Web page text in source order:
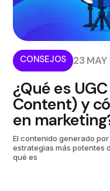
CONSEJOS 23
¿Qué es
Content) y
en
El contenido generado
estrategias más potentes
qué es